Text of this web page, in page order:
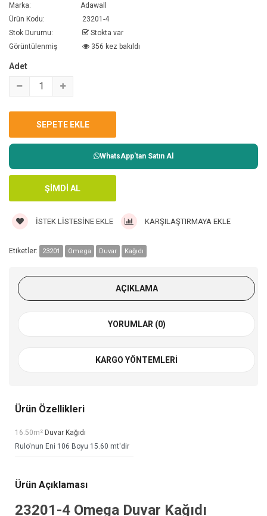
Marka:
Adawall
Ürün Kodu:
23201-4
Stok Durumu:
Stokta var
Görüntülenmiş
356 kez bakıldı
Adet
WhatsApp'tan Satın Al
İSTEK LISTESINE EKLE KARŞILAŞTIRMAYA EKLE
Etiketler: 23201 Omega Duvar Kağıdı
AÇIKLAMA
YORUMLAR (0)
KARGO YÖNTEMLERI
Ürün Özellikleri
16.50m² Duvar Kağıdı
Rulo'nun Eni 106 Boyu 15.60 mt'dir
Ürün Açıklaması
23201-4 Omega Duvar Kağıdı